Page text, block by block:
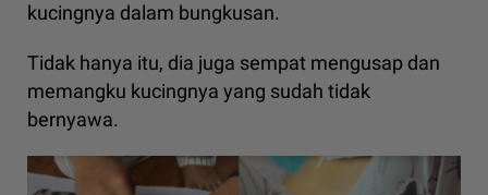
kucingnya dalam bungkusan.
Tidak hanya itu, dia juga sempat mengusap dan
memangku kucingnya yang sudah tidak
bernyawa.